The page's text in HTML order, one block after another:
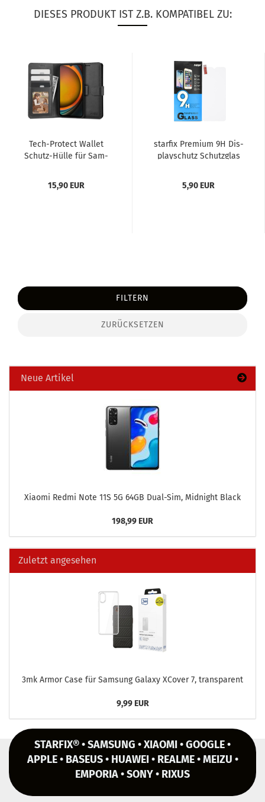
DIESES PRODUKT IST Z.B. KOMPATIBEL ZU:
Tech-​Pro­tect Wal­let
Schutz-​​Hülle für Sam­
15,90 EUR
star­fix Pre­mi­um 9H Dis­
play­schutz Schutz­glas
5,90 EUR
FILTERN
ZURÜCKSETZEN
Neue Artikel
Xiao­mi Redmi Note 11S 5G 64GB Dual-​Sim, Mid­night Black
198,99 EUR
Zuletzt angesehen
3mk Armor Case für Sam­sung Ga­la­xy XCo­ver 7, trans­pa­rent
9,99 EUR
STARFIX® • SAMSUNG • XIAOMI • GOOGLE •
APPLE • BASEUS • HUAWEI • REALME • MEIZU •
EMPORIA • SONY • RIXUS